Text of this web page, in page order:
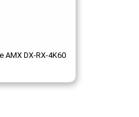
DX-RX-4K60